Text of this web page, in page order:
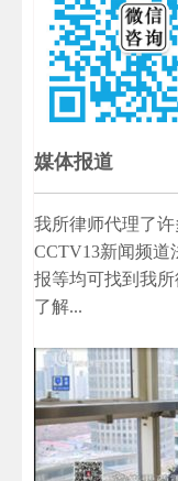
媒体报道
我所律师代理了
CCTV13新闻频道
报等均可找到我
了解...